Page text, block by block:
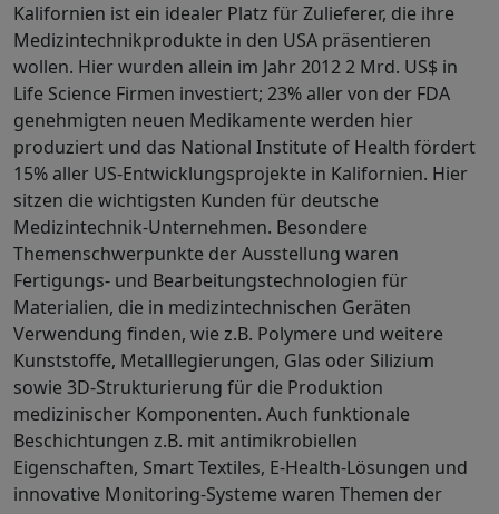
Kalifornien ist ein idealer Platz für Zulieferer, die ihre
Medizintechnikprodukte in den USA präsentieren
wollen. Hier wurden allein im Jahr 2012 2 Mrd. US$ in
Life Science Firmen investiert; 23% aller von der FDA
genehmigten neuen Medikamente werden hier
produziert und das National Institute of Health fördert
15% aller US-Entwicklungsprojekte in Kalifornien. Hier
sitzen die wichtigsten Kunden für deutsche
Medizintechnik-Unternehmen. Besondere
Themenschwerpunkte der Ausstellung waren
Fertigungs- und Bearbeitungstechnologien für
Materialien, die in medizintechnischen Geräten
Verwendung finden, wie z.B. Polymere und weitere
Kunststoffe, Metalllegierungen, Glas oder Silizium
sowie 3D-Strukturierung für die Produktion
medizinischer Komponenten. Auch funktionale
Beschichtungen z.B. mit antimikrobiellen
Eigenschaften, Smart Textiles, E-Health-Lösungen und
innovative Monitoring-Systeme waren Themen der